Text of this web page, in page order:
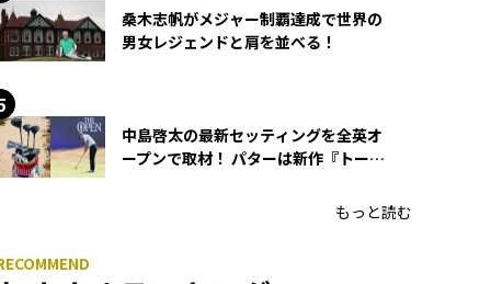
桑木志帆がメジャー制覇達成で世界の
男女レジェンドと肩を並べる！
中島啓太の最新セッティングを全英オ
ープンで取材！ パターは新作『トーチ
もっと読む